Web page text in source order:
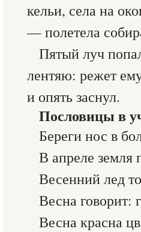
кельи, села на
— полетела
Пятый луч
лентяю: режет
и опять заснул.
Пословицы в
Береги нос в
В апреле земля
Весенний лед
Весна
Весна красна